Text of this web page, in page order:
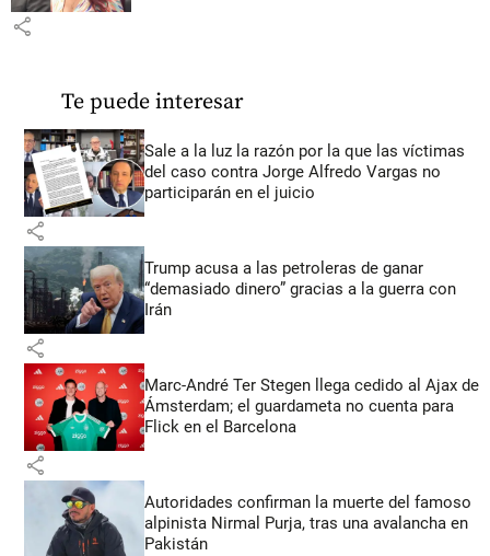
share
Te puede interesar
Sale a la luz la razón por la que las víctimas
del caso contra Jorge Alfredo Vargas no
participarán en el juicio
share
Trump acusa a las petroleras de ganar
“demasiado dinero” gracias a la guerra con
Irán
share
Marc-André Ter Stegen llega cedido al Ajax de
Ámsterdam; el guardameta no cuenta para
Flick en el Barcelona
share
Autoridades confirman la muerte del famoso
alpinista Nirmal Purja, tras una avalancha en
Pakistán